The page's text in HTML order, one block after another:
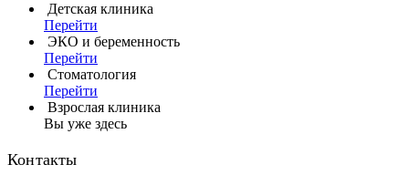
Детская клиника
Перейти
ЭКО и беременность
Перейти
Стоматология
Перейти
Взрослая клиника
Вы уже здесь
Контакты